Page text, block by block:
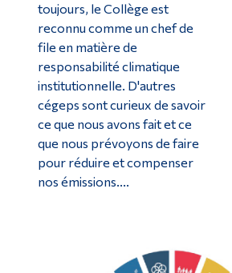
toujours, le Collège est
reconnu comme un chef de
file en matière de
responsabilité climatique
institutionnelle. D'autres
cégeps sont curieux de savoir
ce que nous avons fait et ce
que nous prévoyons de faire
pour réduire et compenser
nos émissions....